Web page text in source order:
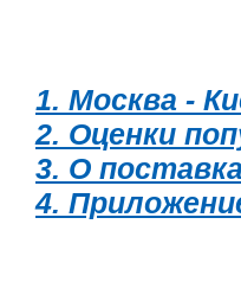
1. Москва -
2. Оценки
3. О
4.